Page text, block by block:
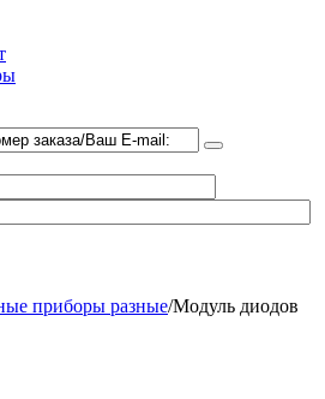
приборы разные/Модуль диодов